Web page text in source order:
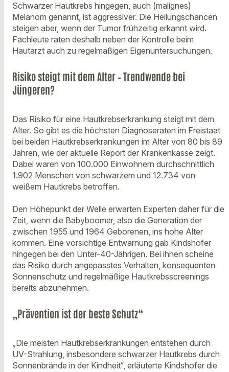
Schwarzer Hautkrebs hingegen, auch (malignes)
Melanom genannt, ist aggressiver. Die Heilungschancen
steigen aber, wenn der Tumor frühzeitig erkannt wird.
Fachleute raten deshalb neben der Kontrolle beim
Hautarzt auch zu regelmäßigen Eigenuntersuchungen.
Risiko steigt mit dem Alter – Trendwende bei
Jüngeren?
Das Risiko für eine Hautkrebserkrankung steigt mit dem
Alter. So gibt es die höchsten Diagnoseraten im Freistaat
bei beiden Hautkrebserkrankungen im Alter von 80 bis 89
Jahren, wie der aktuelle Report der Krankenkasse zeigt.
Dabei waren von 100.000 Einwohnern durchschnittlich
1.902 Menschen von schwarzem und 12.734 von
weißem Hautkrebs betroffen.
Den Höhepunkt der Welle erwarten Experten daher für die
Zeit, wenn die Babyboomer, also die Generation der
zwischen 1955 und 1964 Geborenen, ins hohe Alter
kommen. Eine vorsichtige Entwarnung gab Kindshofer
hingegen bei den Unter-40-Jährigen. Bei ihnen scheine
das Risiko durch angepasstes Verhalten, konsequenten
Sonnenschutz und regelmäßige Hautkrebsscreenings
bereits abzunehmen.
„Prävention ist der beste Schutz“
„Die meisten Hautkrebserkrankungen entstehen durch
UV-Strahlung, insbesondere schwarzer Hautkrebs durch
Sonnenbrände in der Kindheit“, erläuterte Kindshofer die